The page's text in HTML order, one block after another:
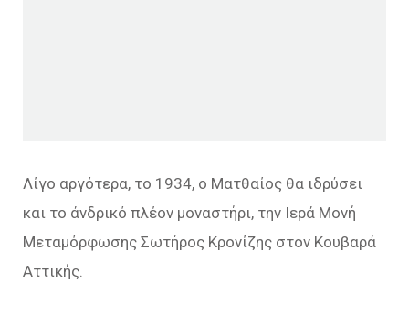
Λίγο αργότερα, το 1934, ο Ματθαίος θα ιδρύσει
και το άνδρικό πλέον μοναστήρι, την Ιερά Μονή
Μεταμόρφωσης Σωτήρος Κρονίζης στον Κουβαρά
Αττικής.